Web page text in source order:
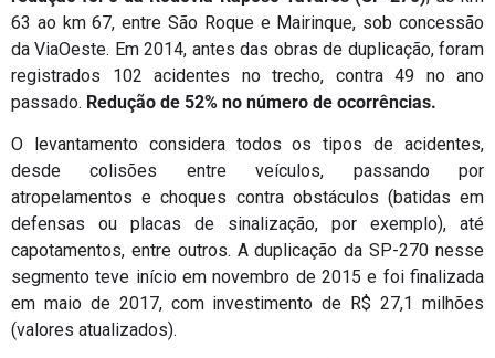
63 ao km 67, entre São Roque e Mairinque, sob concessão
da ViaOeste. Em 2014, antes das obras de duplicação, foram
registrados 102 acidentes no trecho, contra 49 no ano
passado. Redução de 52% no número de ocorrências.
O levantamento considera todos os tipos de acidentes,
desde colisões entre veículos, passando por
atropelamentos e choques contra obstáculos (batidas em
defensas ou placas de sinalização, por exemplo), até
capotamentos, entre outros. A duplicação da SP-270 nesse
segmento teve início em novembro de 2015 e foi finalizada
em maio de 2017, com investimento de R$ 27,1 milhões
(valores atualizados).